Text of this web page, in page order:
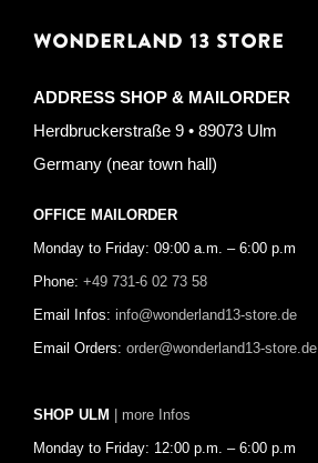
WONDERLAND 13 STORE
ADDRESS SHOP & MAILORDER
Herdbruckerstraße 9 • 89073 Ulm
Germany (near town hall)
OFFICE MAILORDER
Monday to Friday: 09:00 a.m. – 6:00 p.m
Phone: +49 731-6 02 73 58
Email Infos: info@wonderland13-store.de
Email Orders: order@wonderland13-store.de
SHOP ULM | more Infos
Monday to Friday: 12:00 p.m. – 6:00 p.m